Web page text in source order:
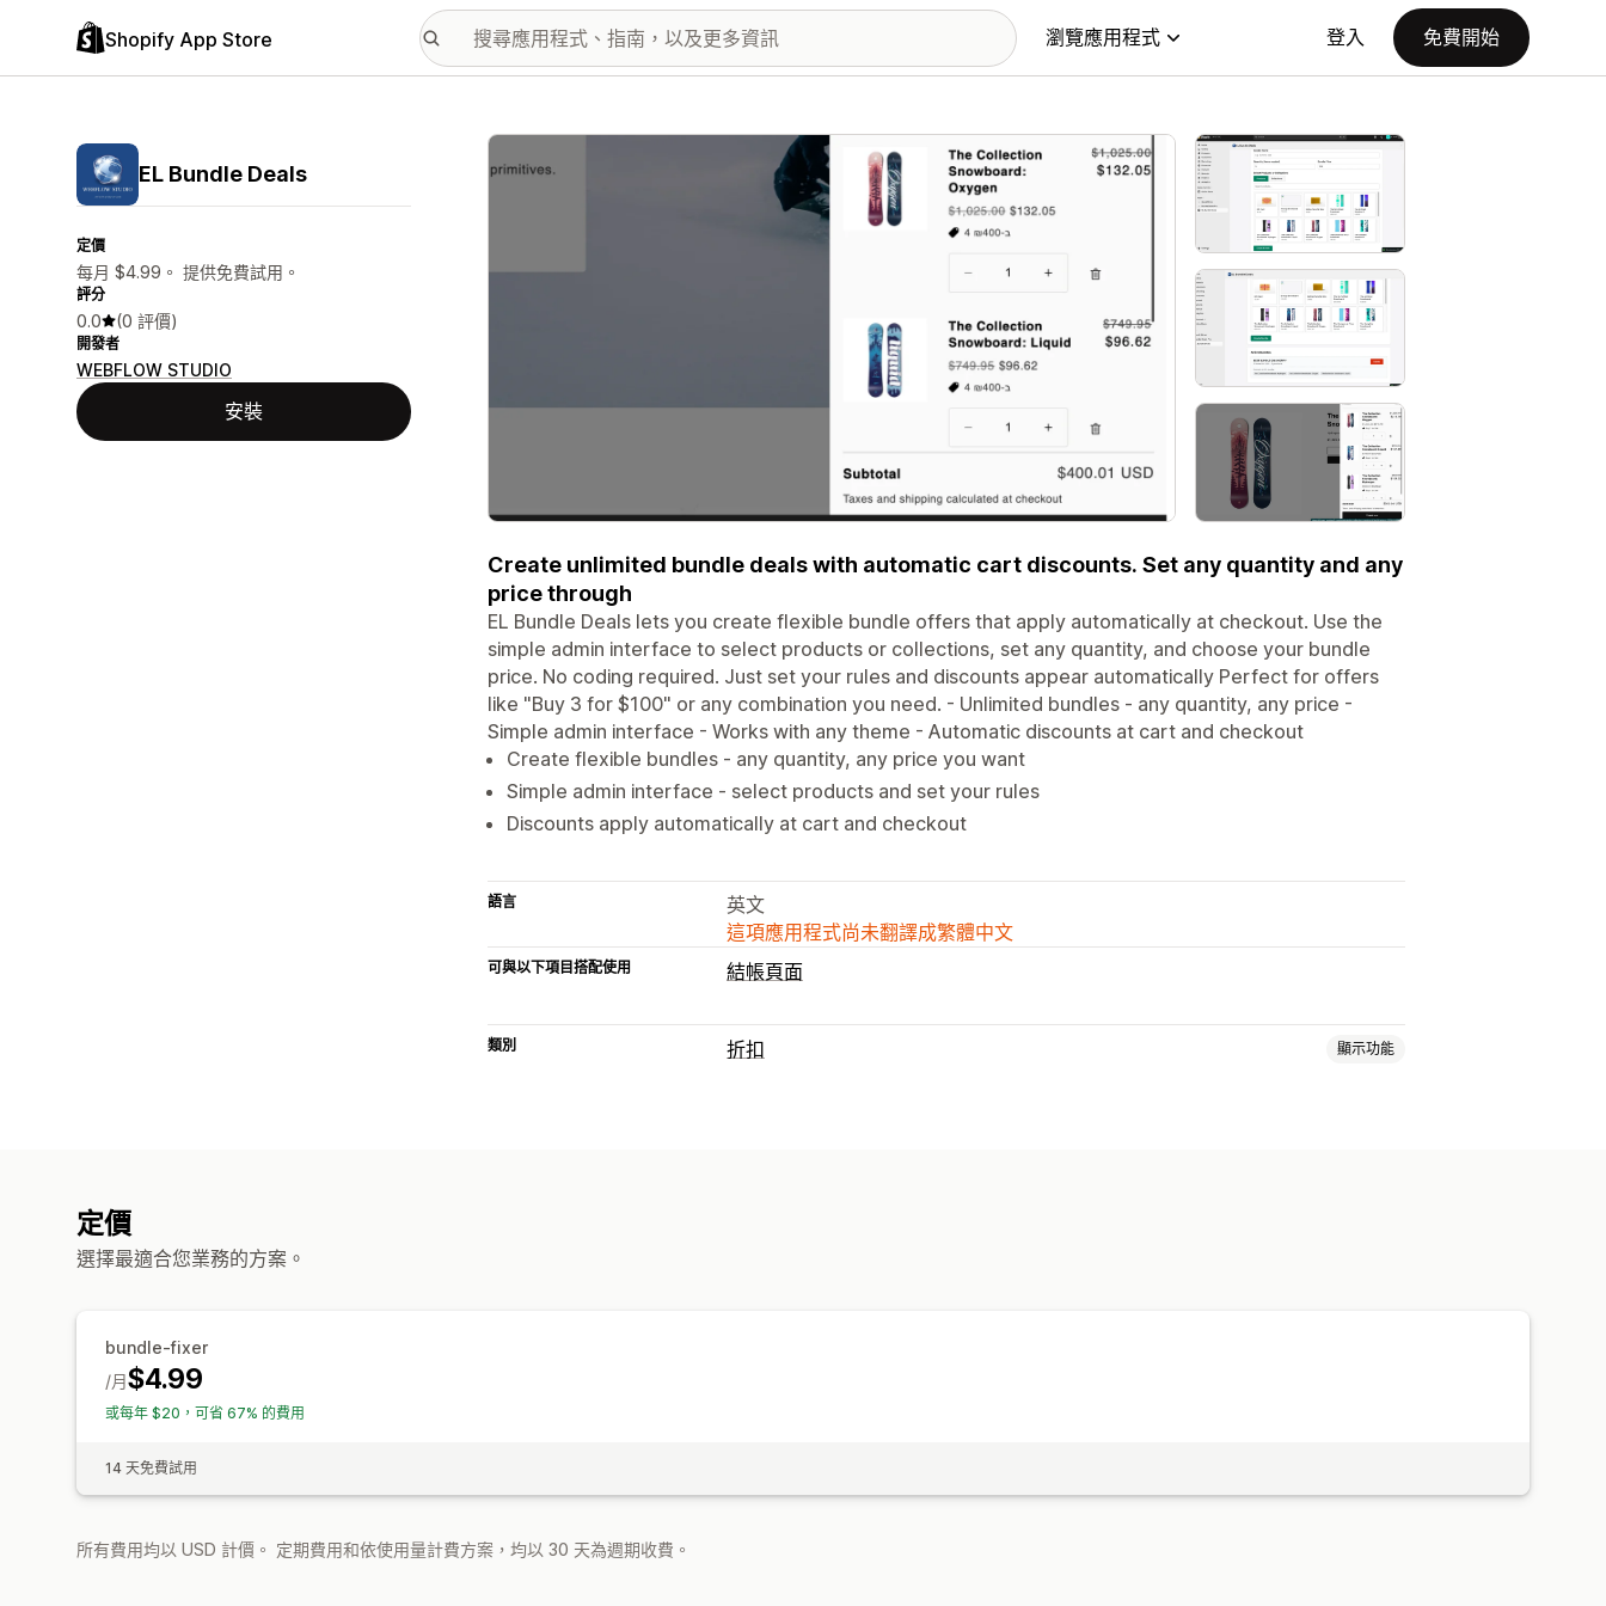
Shopify App Store 瀏覽應用程式 登入 免費開始
EL Bundle Deals
定價
每月 $4.99。 提供免費試用。
評分
0.0 (0 評價)
開發者
WEBFLOW STUDIO
安裝
主要圖片圖庫
Create unlimited bundle deals with automatic cart discounts. Set any quantity and any
price through
EL Bundle Deals lets you create flexible bundle offers that apply automatically at checkout. Use the
simple admin interface to select products or collections, set any quantity, and choose your bundle
price. No coding required. Just set your rules and discounts appear automatically Perfect for offers
like "Buy 3 for $100" or any combination you need. - Unlimited bundles - any quantity, any price -
Simple admin interface - Works with any theme - Automatic discounts at cart and checkout
Create flexible bundles - any quantity, any price you want
Simple admin interface - select products and set your rules
Discounts apply automatically at cart and checkout
語言
英文
這項應用程式尚未翻譯成繁體中文
可與以下項目搭配使用 結帳頁面
類別 折扣 顯示功能
定價
選擇最適合您業務的方案。
bundle-fixer
$4.99
/月
或每年 $20，可省 67% 的費用
14 天免費試用
所有費用均以 USD 計價。 定期費用和依使用量計費方案，均以 30 天為週期收費。